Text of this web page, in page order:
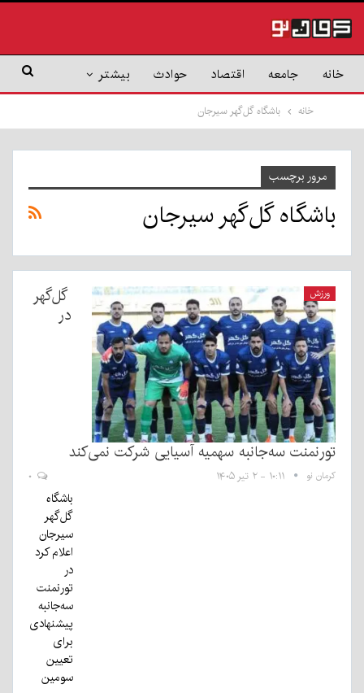
خانه جامعه اقتصاد حوادث بیشتر
خانه باشگاه گل‌گهر سیرجان
مرور برچسب
باشگاه گل‌گهر سیرجان
ورزش
گل‌گهر
در
تورنمنت سه‌جانبه سهمیه آسیایی شرکت نمی‌کند
کرمان نو ۱۰:۱۱ - ۲ تیر ۱۴۰۵
باشگاه
گل‌گهر
سیرجان
اعلام کرد
در
تورنمنت
سه‌جانبه
پیشنهادی
برای
تعیین
سومین